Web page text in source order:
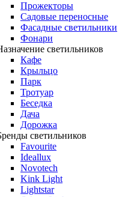
Прожекторы
Садовые переносные
Фасадные светильники
Фонари
светильников
Кафе
Крыльцо
Парк
Тротуар
Беседка
Дача
Дорожка
светильников
Favourite
Ideallux
Novotech
Kink Light
Lightstar